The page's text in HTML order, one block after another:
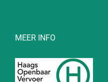
MEER INFO